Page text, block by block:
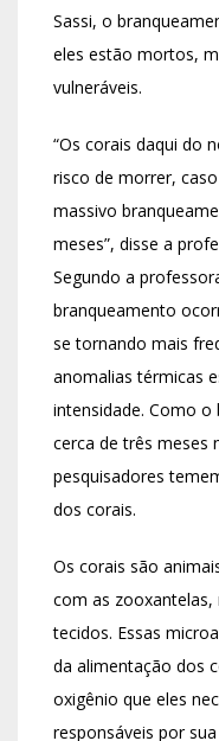
Sassi, o
eles estão mortos,
vulneráveis.
“Os corais daqui do
risco de morrer,
massivo
meses”, disse a
Segundo a
branqueamento
se tornando mais
anomalias térmicas
intensidade. Como
cerca de três meses
pesquisadores
dos corais.
Os corais são
com as zooxantelas,
tecidos. Essas
da alimentação dos
oxigênio que eles
responsáveis por